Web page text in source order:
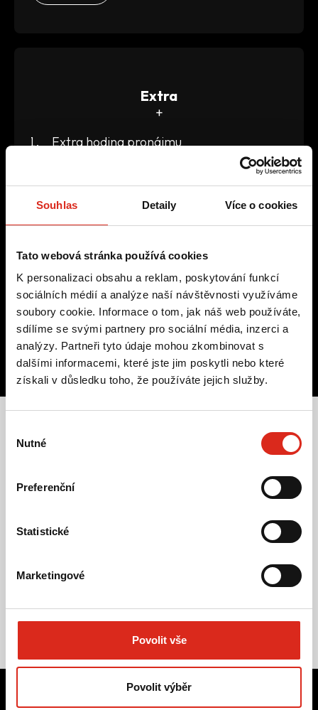
Souhlas Detaily Více o cookies
Tato webová stránka používá cookies
K personalizaci obsahu a reklam, poskytování funkcí
sociálních médií a analýze naší návštěvnosti využíváme
soubory cookie. Informace o tom, jak náš web používáte,
sdílíme se svými partnery pro sociální média, inzerci a
analýzy. Partneři tyto údaje mohou zkombinovat s
dalšími informacemi, které jste jim poskytli nebo které
získali v důsledku toho, že používáte jejich služby.
souhlasu
Nutné
Preferenční
Statistické
Marketingové
Povolit vše
Povolit výběr
Extra
+
Extra hodina pronájmu
Další osoba na audio
Focení během podcastu
Tvorba jednoho 60s Reels
ZJISTIT VÍCE